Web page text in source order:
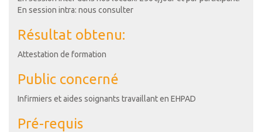
En session intra: nous consulter
Résultat obtenu:
Attestation de formation
Public concerné
Infirmiers et aides soignants travaillant en EHPAD
Pré-requis